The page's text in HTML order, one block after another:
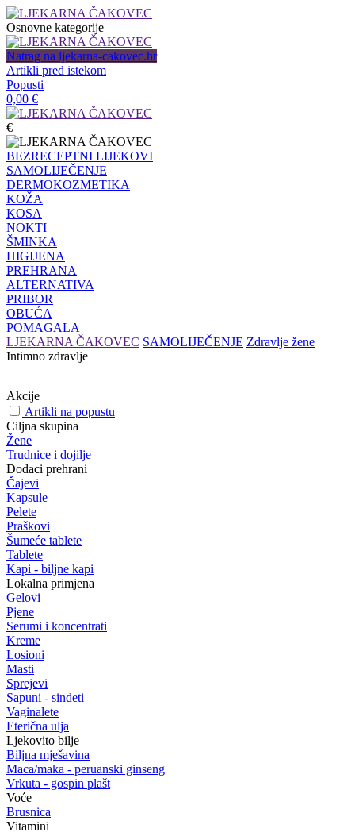
Osnovne kategorije
Natrag na ljekarna-cakovec.hr
Artikli pred istekom
Popusti
0,00 €
€
BEZRECEPTNI LIJEKOVI
SAMOLIJEČENJE
DERMOKOZMETIKA
KOŽA
KOSA
NOKTI
ŠMINKA
HIGIJENA
PREHRANA
ALTERNATIVA
PRIBOR
OBUĆA
POMAGALA
LJEKARNA ČAKOVEC SAMOLIJEČENJE Zdravlje žene
Intimno zdravlje
Akcije
Artikli na popustu
Ciljna skupina
Žene
Trudnice i dojilje
Dodaci prehrani
Čajevi
Kapsule
Pelete
Praškovi
Šumeće tablete
Tablete
Kapi - biljne kapi
Lokalna primjena
Gelovi
Pjene
Serumi i koncentrati
Kreme
Losioni
Masti
Sprejevi
Sapuni - sindeti
Vaginalete
Eterična ulja
Ljekovito bilje
Biljna mješavina
Maca/maka - peruanski ginseng
Vrkuta - gospin plašt
Voće
Brusnica
Vitamini